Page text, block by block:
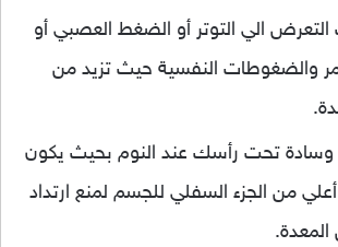
الي التوتر أو الضغط العصبي أو
والضغوطات النفسية حيث تزيد من
تحت رأسك عند النوم بحيث يكون
أعلي من الجزء السفلي للجسم لمنع ارتداد